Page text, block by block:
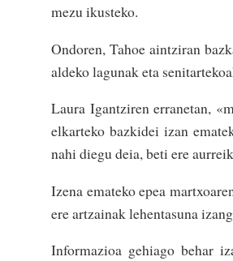
mezu ikusteko.
Ondoren, Tahoe aintziran
aldeko lagunak eta
Laura Igantziren erranetan,
elkarteko bazkidei izan
nahi diegu deia, beti ere
Izena emateko epea
ere artzainak lehentasuna
Informazioa gehiago behar